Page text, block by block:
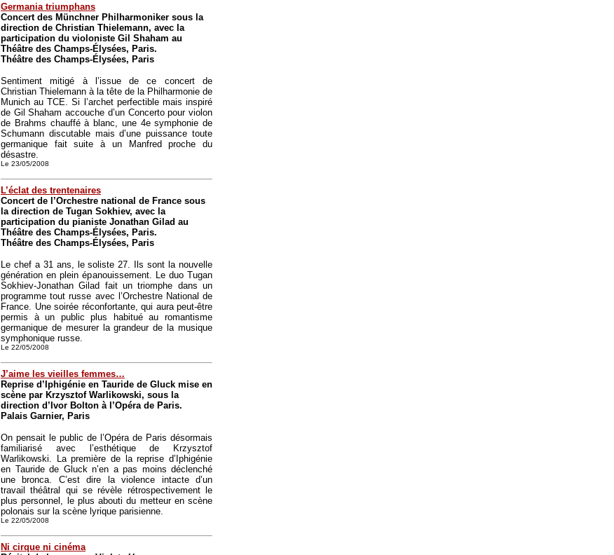
Germania triumphans
Concert des Münchner Philharmoniker sous la
direction de Christian Thielemann, avec la
participation du violoniste Gil Shaham au
Théâtre des Champs-Élysées, Paris.
Théâtre des Champs-Élysées, Paris
Sentiment mitigé à l’issue de ce concert de
Christian Thielemann à la tête de la Philharmonie de
Munich au TCE. Si l’archet perfectible mais inspiré
de Gil Shaham accouche d’un Concerto pour violon
de Brahms chauffé à blanc, une 4e symphonie de
Schumann discutable mais d’une puissance toute
germanique fait suite à un Manfred proche du
désastre.
Le 23/05/2008
L’éclat des trentenaires
Concert de l’Orchestre national de France sous
la direction de Tugan Sokhiev, avec la
participation du pianiste Jonathan Gilad au
Théâtre des Champs-Élysées, Paris.
Théâtre des Champs-Élysées, Paris
Le chef a 31 ans, le soliste 27. Ils sont la nouvelle
génération en plein épanouissement. Le duo Tugan
Sokhiev-Jonathan Gilad fait un triomphe dans un
programme tout russe avec l’Orchestre National de
France. Une soirée réconfortante, qui aura peut-être
permis à un public plus habitué au romantisme
germanique de mesurer la grandeur de la musique
symphonique russe.
Le 22/05/2008
J’aime les vieilles femmes…
Reprise d’Iphigénie en Tauride de Gluck mise en
scène par Krzysztof Warlikowski, sous la
direction d’Ivor Bolton à l’Opéra de Paris.
Palais Garnier, Paris
On pensait le public de l’Opéra de Paris désormais
familiarisé avec l’esthétique de Krzysztof
Warlikowski. La première de la reprise d’Iphigénie
en Tauride de Gluck n’en a pas moins déclenché
une bronca. C’est dire la violence intacte d’un
travail théâtral qui se révèle rétrospectivement le
plus personnel, le plus abouti du metteur en scène
polonais sur la scène lyrique parisienne.
Le 22/05/2008
Ni cirque ni cinéma